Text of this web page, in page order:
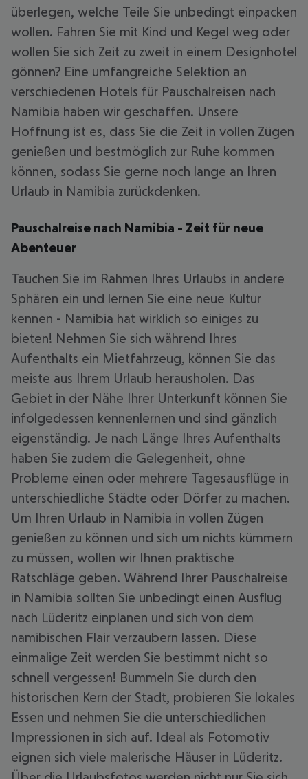
überlegen, welche Teile Sie unbedingt einpacken
wollen. Fahren Sie mit Kind und Kegel weg oder
wollen Sie sich Zeit zu zweit in einem Designhotel
gönnen? Eine umfangreiche Selektion an
verschiedenen Hotels für Pauschalreisen nach
Namibia haben wir geschaffen. Unsere
Hoffnung ist es, dass Sie die Zeit in vollen Zügen
genießen und bestmöglich zur Ruhe kommen
können, sodass Sie gerne noch lange an Ihren
Urlaub in Namibia zurückdenken.
Pauschalreise nach Namibia - Zeit für neue
Abenteuer
Tauchen Sie im Rahmen Ihres Urlaubs in andere
Sphären ein und lernen Sie eine neue Kultur
kennen - Namibia hat wirklich so einiges zu
bieten! Nehmen Sie sich während Ihres
Aufenthalts ein Mietfahrzeug, können Sie das
meiste aus Ihrem Urlaub herausholen. Das
Gebiet in der Nähe Ihrer Unterkunft können Sie
infolgedessen kennenlernen und sind gänzlich
eigenständig. Je nach Länge Ihres Aufenthalts
haben Sie zudem die Gelegenheit, ohne
Probleme einen oder mehrere Tagesausflüge in
unterschiedliche Städte oder Dörfer zu machen.
Um Ihren Urlaub in Namibia in vollen Zügen
genießen zu können und sich um nichts kümmern
zu müssen, wollen wir Ihnen praktische
Ratschläge geben. Während Ihrer Pauschalreise
in Namibia sollten Sie unbedingt einen Ausflug
nach Lüderitz einplanen und sich von dem
namibischen Flair verzaubern lassen. Diese
einmalige Zeit werden Sie bestimmt nicht so
schnell vergessen! Bummeln Sie durch den
historischen Kern der Stadt, probieren Sie lokales
Essen und nehmen Sie die unterschiedlichen
Impressionen in sich auf. Ideal als Fotomotiv
eignen sich viele malerische Häuser in Lüderitz.